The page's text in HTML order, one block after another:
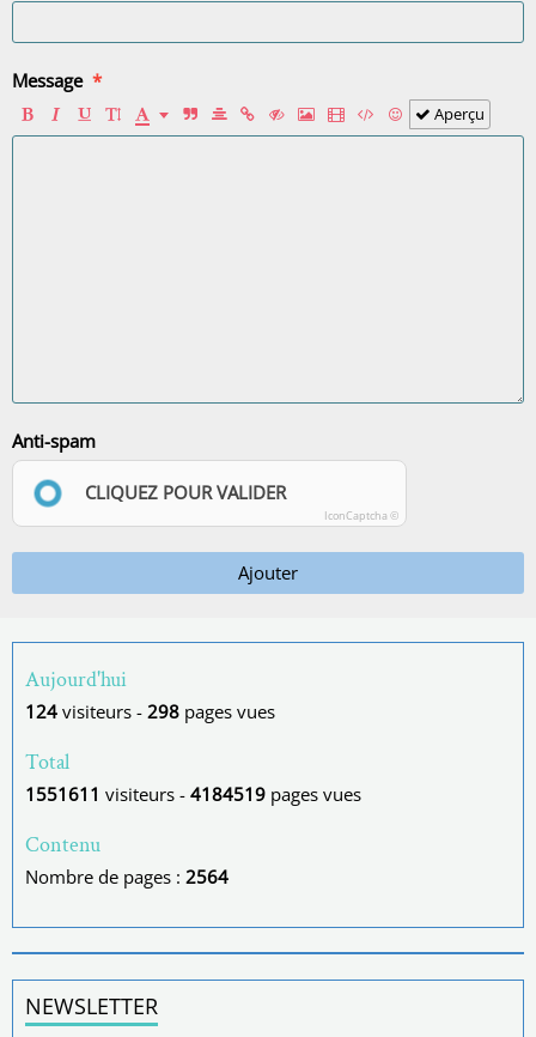
Message
Aperçu
Anti-spam
CLIQUEZ POUR VALIDER
IconCaptcha ©
Ajouter
Aujourd'hui
124 visiteurs - 298 pages vues
Total
1551611 visiteurs - 4184519 pages vues
Contenu
Nombre de pages : 2564
NEWSLETTER